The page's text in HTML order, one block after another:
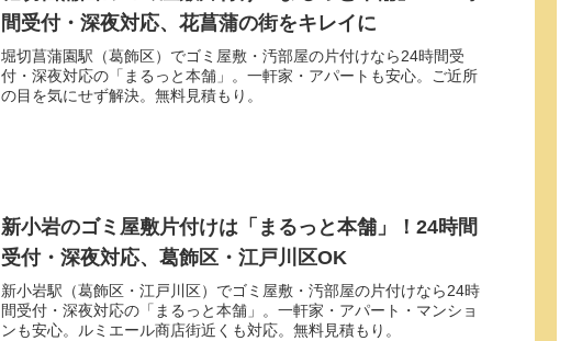
間受付・深夜対応、花菖蒲の街をキレイに
堀切菖蒲園駅（葛飾区）でゴミ屋敷・汚部屋の片付けなら24時間受
付・深夜対応の「まるっと本舗」。一軒家・アパートも安心。ご近所
の目を気にせず解決。無料見積もり。
新小岩のゴミ屋敷片付けは「まるっと本舗」！24時間
受付・深夜対応、葛飾区・江戸川区OK
新小岩駅（葛飾区・江戸川区）でゴミ屋敷・汚部屋の片付けなら24時
間受付・深夜対応の「まるっと本舗」。一軒家・アパート・マンショ
ンも安心。ルミエール商店街近くも対応。無料見積もり。